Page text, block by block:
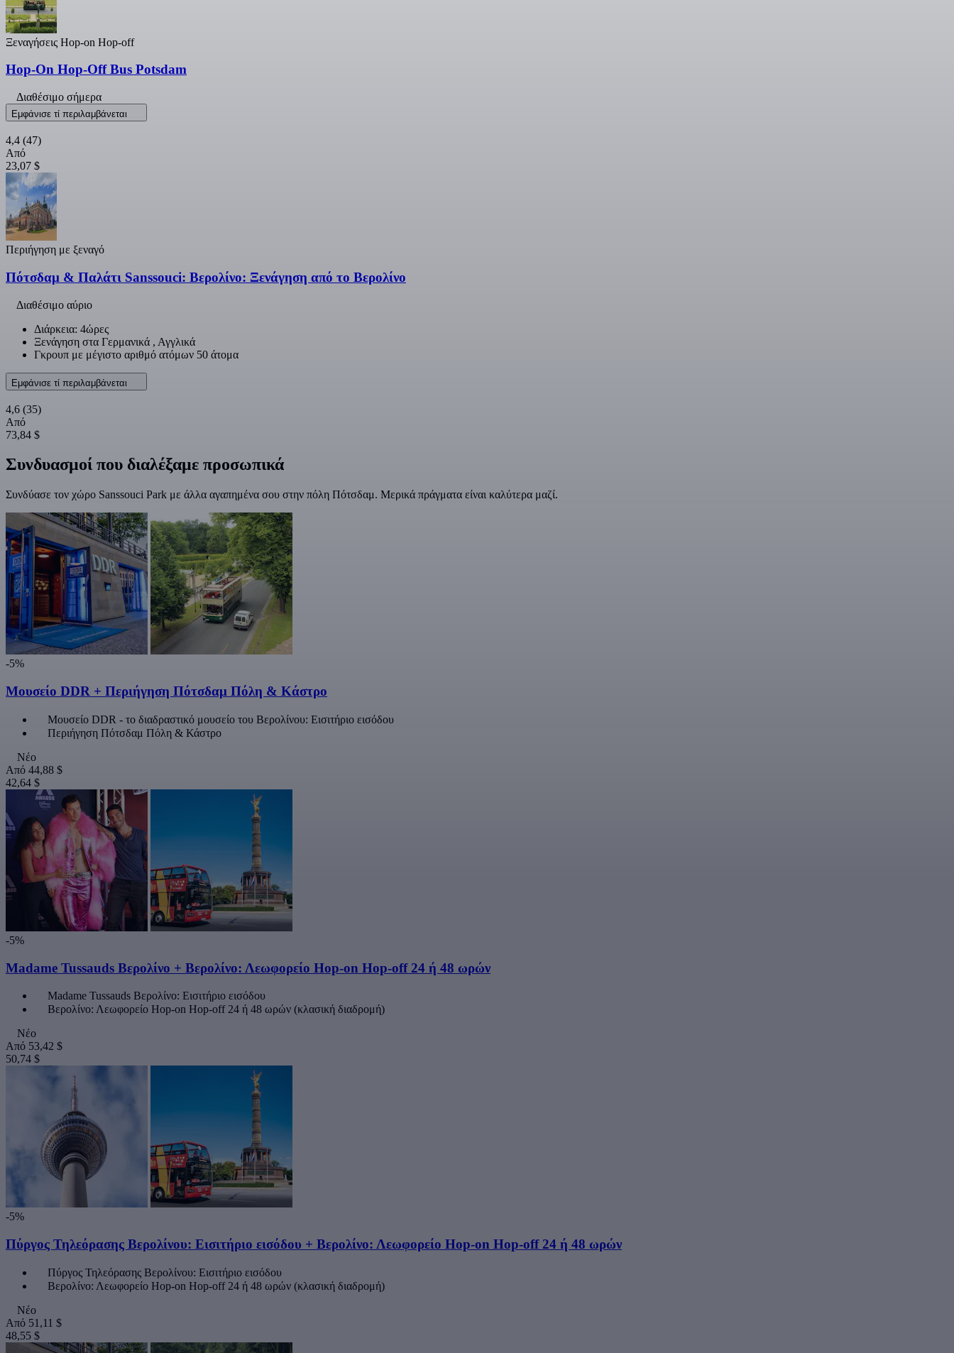
Ξεναγήσεις Hop-on Hop-off
Hop-On Hop-Off Bus Potsdam
Διαθέσιμο σήμερα
Εμφάνισε τί περιλαμβάνεται
4,4 (47)
Από
23,07 $
Περιήγηση με ξεναγό
Πότσδαμ & Παλάτι Sanssouci: Βερολίνο: Ξενάγηση από το Βερολίνο
Διαθέσιμο αύριο
Διάρκεια: 4ώρες
Ξενάγηση στα Γερμανικά , Αγγλικά
Γκρουπ με μέγιστο αριθμό ατόμων 50 άτομα
Εμφάνισε τί περιλαμβάνεται
4,6 (35)
Από
73,84 $
Συνδυασμοί που διαλέξαμε προσωπικά
Συνδύασε τον χώρο Sanssouci Park με άλλα αγαπημένα σου στην πόλη Πότσδαμ. Μερικά πράγματα είναι καλύτερα μαζί.
-5%
Μουσείο DDR + Περιήγηση Πότσδαμ Πόλη & Κάστρο
Μουσείο DDR - το διαδραστικό μουσείο του Βερολίνου: Εισιτήριο εισόδου
Περιήγηση Πότσδαμ Πόλη & Κάστρο
Νέο
Από 44,88 $
42,64 $
-5%
Madame Tussauds Βερολίνο + Βερολίνο: Λεωφορείο Hop-on Hop-off 24 ή 48 ωρών
Madame Tussauds Βερολίνο: Εισιτήριο εισόδου
Βερολίνο: Λεωφορείο Hop-on Hop-off 24 ή 48 ωρών (κλασική διαδρομή)
Νέο
Από 53,42 $
50,74 $
-5%
Πύργος Τηλεόρασης Βερολίνου: Εισιτήριο εισόδου + Βερολίνο: Λεωφορείο Hop-on Hop-off 24 ή 48 ωρών
Πύργος Τηλεόρασης Βερολίνου: Εισιτήριο εισόδου
Βερολίνο: Λεωφορείο Hop-on Hop-off 24 ή 48 ωρών (κλασική διαδρομή)
Νέο
Από 51,11 $
48,55 $